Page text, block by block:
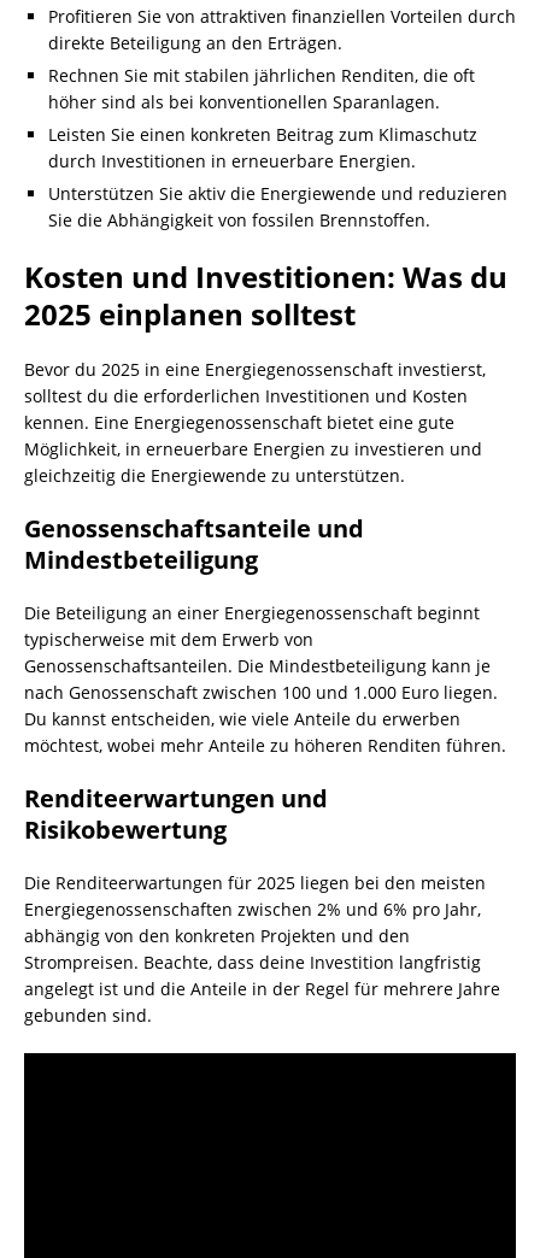
Profitieren Sie von attraktiven finanziellen Vorteilen durch
direkte Beteiligung an den Erträgen.
Rechnen Sie mit stabilen jährlichen Renditen, die oft
höher sind als bei konventionellen Sparanlagen.
Leisten Sie einen konkreten Beitrag zum Klimaschutz
durch Investitionen in erneuerbare Energien.
Unterstützen Sie aktiv die Energiewende und reduzieren
Sie die Abhängigkeit von fossilen Brennstoffen.
Kosten und Investitionen: Was du
2025 einplanen solltest
Bevor du 2025 in eine Energiegenossenschaft investierst,
solltest du die erforderlichen Investitionen und Kosten
kennen. Eine Energiegenossenschaft bietet eine gute
Möglichkeit, in erneuerbare Energien zu investieren und
gleichzeitig die Energiewende zu unterstützen.
Genossenschaftsanteile und
Mindestbeteiligung
Die Beteiligung an einer Energiegenossenschaft beginnt
typischerweise mit dem Erwerb von
Genossenschaftsanteilen. Die Mindestbeteiligung kann je
nach Genossenschaft zwischen 100 und 1.000 Euro liegen.
Du kannst entscheiden, wie viele Anteile du erwerben
möchtest, wobei mehr Anteile zu höheren Renditen führen.
Renditeerwartungen und
Risikobewertung
Die Renditeerwartungen für 2025 liegen bei den meisten
Energiegenossenschaften zwischen 2% und 6% pro Jahr,
abhängig von den konkreten Projekten und den
Strompreisen. Beachte, dass deine Investition langfristig
angelegt ist und die Anteile in der Regel für mehrere Jahre
gebunden sind.